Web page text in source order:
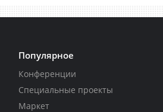
Популярное
Конференции
Специальные проекты
Маркет